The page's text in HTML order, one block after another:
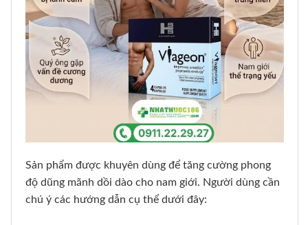
Sản phẩm được khuyên dùng để tăng cường phong
độ dũng mãnh dồi dào cho nam giới. Người dùng cần
chú ý các hướng dẫn cụ thể dưới đây: